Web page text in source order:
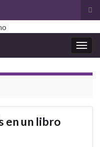
el
la
en un libro